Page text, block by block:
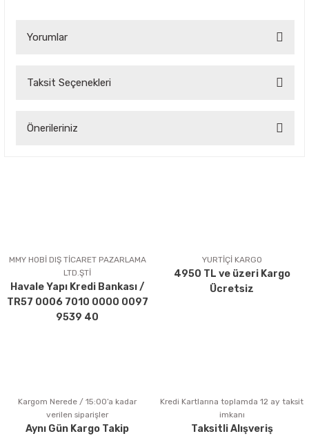
Yorumlar
Taksit Seçenekleri
Önerileriniz
Ürün açıklamasında eksik bilgiler bulunuyor.
Ürün bilgilerinde hatalar bulunuyor.
Ürün fiyatı diğer sitelerden daha pahalı.
Bu ürüne benzer farklı alternatifler olmalı.
Gönder
MMY HOBİ DIŞ TİCARET PAZARLAMA
LTD.ŞTİ
Havale Yapı Kredi Bankası /
TR57 0006 7010 0000 0097
9539 40
YURTİÇİ KARGO
4950 TL ve üzeri Kargo
Ücretsiz
Kargom Nerede / 15:00’a kadar
verilen siparişler
Aynı Gün Kargo Takip
Kredi Kartlarına toplamda 12 ay taksit
imkanı
Taksitli Alışveriş